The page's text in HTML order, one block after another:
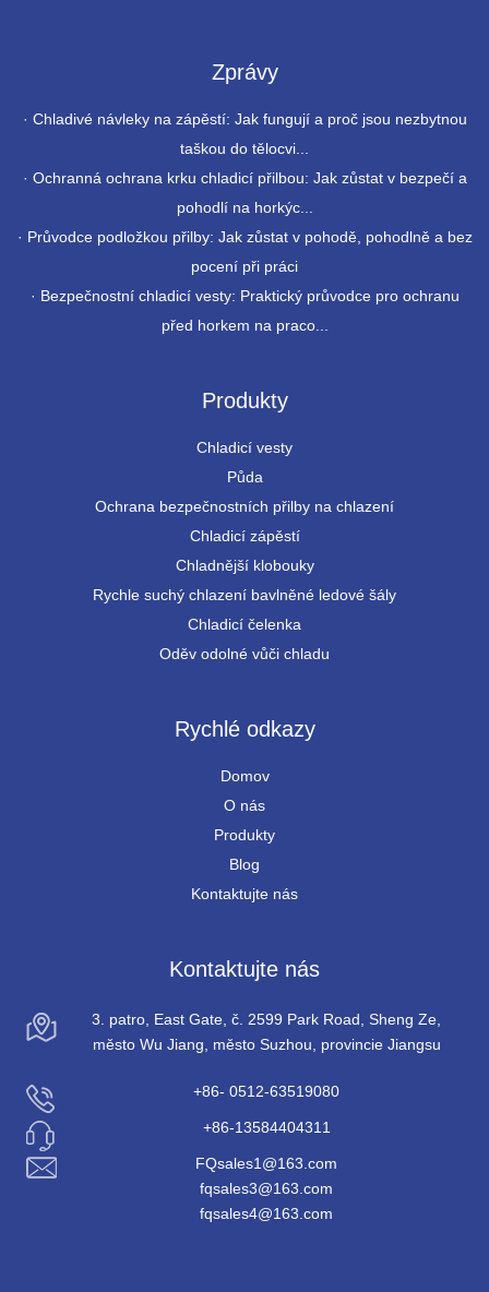
Zprávy
· Chladivé návleky na zápěstí: Jak fungují a proč jsou nezbytnou
taškou do tělocvi...
· Ochranná ochrana krku chladicí přilbou: Jak zůstat v bezpečí a
pohodlí na horkýc...
· Průvodce podložkou přilby: Jak zůstat v pohodě, pohodlně a bez
pocení při práci
· Bezpečnostní chladicí vesty: Praktický průvodce pro ochranu
před horkem na praco...
Produkty
Chladicí vesty
Půda
Ochrana bezpečnostních přilby na chlazení
Chladicí zápěstí
Chladnější klobouky
Rychle suchý chlazení bavlněné ledové šály
Chladicí čelenka
Oděv odolné vůči chladu
Rychlé odkazy
Domov
O nás
Produkty
Blog
Kontaktujte nás
Kontaktujte nás
3. patro, East Gate, č. 2599 Park Road, Sheng Ze,
město Wu Jiang, město Suzhou, provincie Jiangsu
+86- 0512-63519080
+86-13584404311
FQsales1@163.com
fqsales3@163.com
fqsales4@163.com